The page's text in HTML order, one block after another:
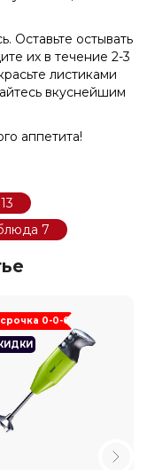
Оставьте остывать
их в течение 2-3
листиками
вкуснейшим
аппетита!
13
7
0-0-6